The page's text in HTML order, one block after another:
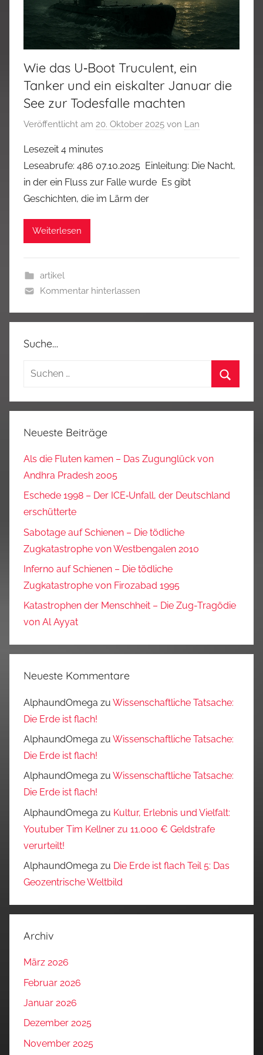
Wie das U‑Boot Truculent, ein
Tanker und ein eiskalter Januar die
See zur Todesfalle machten
Veröffentlicht am 20. Oktober 2025 von Lan
Lesezeit 4 minutes
Leseabrufe: 486 07.10.2025 Einleitung: Die Nacht,
in der ein Fluss zur Falle wurde Es gibt
Geschichten, die im Lärm der
Weiterlesen
artikel
Kommentar hinterlassen
Suche…
Suchen
Neueste Beiträge
Als die Fluten kamen – Das Zugunglück von
Andhra Pradesh 2005
Eschede 1998 – Der ICE‑Unfall, der Deutschland
erschütterte
Sabotage auf Schienen – Die tödliche
Zugkatastrophe von Westbengalen 2010
Inferno auf Schienen – Die tödliche
Zugkatastrophe von Firozabad 1995
Katastrophen der Menschheit – Die Zug-Tragödie
von Al Ayyat
Neueste Kommentare
AlphaundOmega zu Wissenschaftliche Tatsache:
Die Erde ist flach!
AlphaundOmega zu Wissenschaftliche Tatsache:
Die Erde ist flach!
AlphaundOmega zu Wissenschaftliche Tatsache:
Die Erde ist flach!
AlphaundOmega zu Kultur, Erlebnis und Vielfalt:
Youtuber Tim Kellner zu 11.000 € Geldstrafe
verurteilt!
AlphaundOmega zu Die Erde ist flach Teil 5: Das
Geozentrische Weltbild
Archiv
März 2026
Februar 2026
Januar 2026
Dezember 2025
November 2025